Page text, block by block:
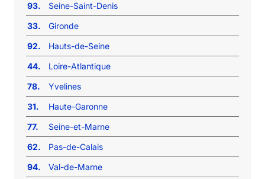
93.
Seine-Saint-Denis
33.
Gironde
92.
Hauts-de-Seine
44.
Loire-Atlantique
78.
Yvelines
31.
Haute-Garonne
77.
Seine-et-Marne
62.
Pas-de-Calais
94.
Val-de-Marne